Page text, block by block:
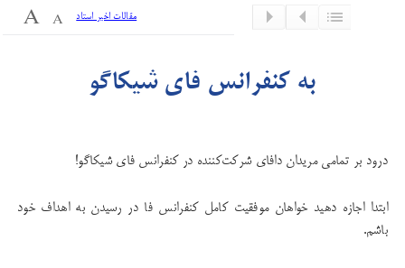
مقالات اخیر استاد
به كنفرانس فای شیكاگو
درود بر تمامی مریدان دافای شرکت‌کننده در كنفرانس فای شیكاگو!
ابتدا اجازه دهید خواهان موفقیت کامل كنفرانس فا در رسیدن به اهداف خود
باشم.